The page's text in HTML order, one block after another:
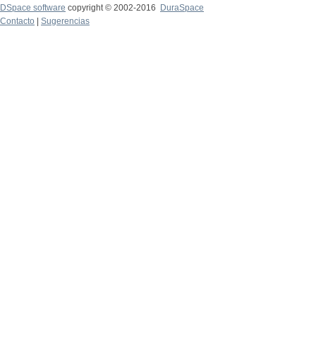
DSpace software copyright © 2002-2016
DuraSpace
Contacto
Sugerencias